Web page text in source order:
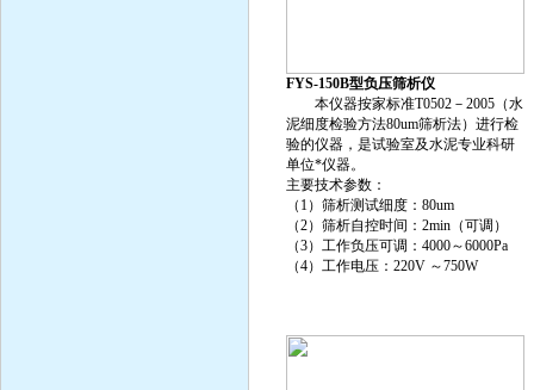
FYS-150B型负压筛析仪
本仪器按家标准T0502－2005（水
泥细度检验方法80um筛析法）进行检
验的仪器，是试验室及水泥专业科研
单位*仪器。
主要技术参数：
（1）筛析测试细度：80um
（2）筛析自控时间：2min（可调）
（3）工作负压可调：4000～6000Pa
（4）工作电压：220V ～750W